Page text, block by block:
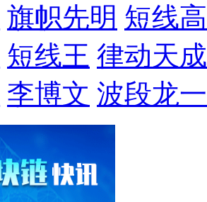
旗帜先明 短线
短线王 律动天成
李博文 波段龙一